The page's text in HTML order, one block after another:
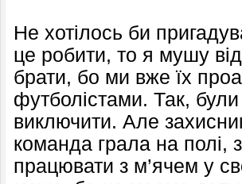
Не хотілось би
це робити, то я мушу
брати, бо ми вже їх
футболістами. Так,
виключити. Але
команда грала на полі,
працювати з м’ячем у